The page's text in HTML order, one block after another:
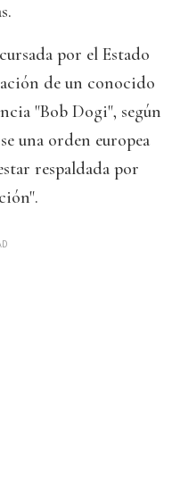
por el Estado
de un conocido
"Bob Dogi", según
una orden europea
respaldada por